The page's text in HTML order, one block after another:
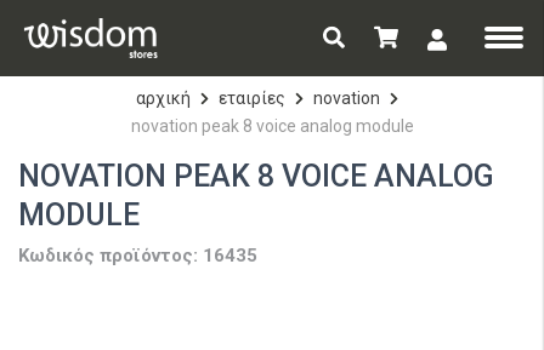
αρχική εταιρίες
novation
novation peak 8 voice analog module
NOVATION PEAK 8 VOICE ANALOG
MODULE
Κωδικός προϊόντος: 16435